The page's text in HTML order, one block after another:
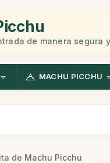
de manera segura
MACHU PICCHU
de Machu Picchu